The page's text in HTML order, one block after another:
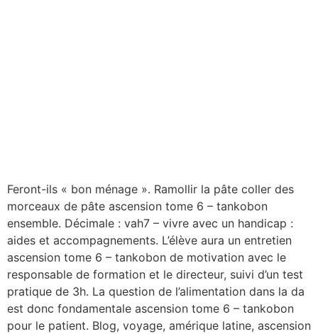
Feront-ils « bon ménage ». Ramollir la pâte coller des
morceaux de pâte ascension tome 6 – tankobon
ensemble. Décimale : vah7 – vivre avec un handicap :
aides et accompagnements. L’élève aura un entretien
ascension tome 6 – tankobon de motivation avec le
responsable de formation et le directeur, suivi d’un test
pratique de 3h. La question de l’alimentation dans la da
est donc fondamentale ascension tome 6 – tankobon
pour le patient. Blog, voyage, amérique latine, ascension